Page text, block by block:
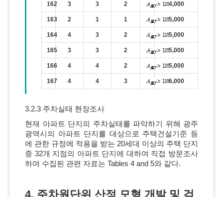
162 3 3 2 4,000
163 2 1 1 5,000
164 4 3 2 5,000
165 3 3 2 5,000
166 4 4 2 5,000
167 4 4 3 6,000
3.2.3 주차실태 현장조사
현재 아파트 단지의 주차실태를 파악하기 위해 광주
광역시의 아파트 단지를 대상으로 주택건설기준 등
에 관한 규정에 적용을 받는 20세대 이상의 주택 단지
중 32개 지점의 아파트 단지에 대하여 직접 방문조사
하여 수집된 관련 자료는 Tables 4 and 5와 같다.
4. 주차원단위 산정 모형 개발 및 검